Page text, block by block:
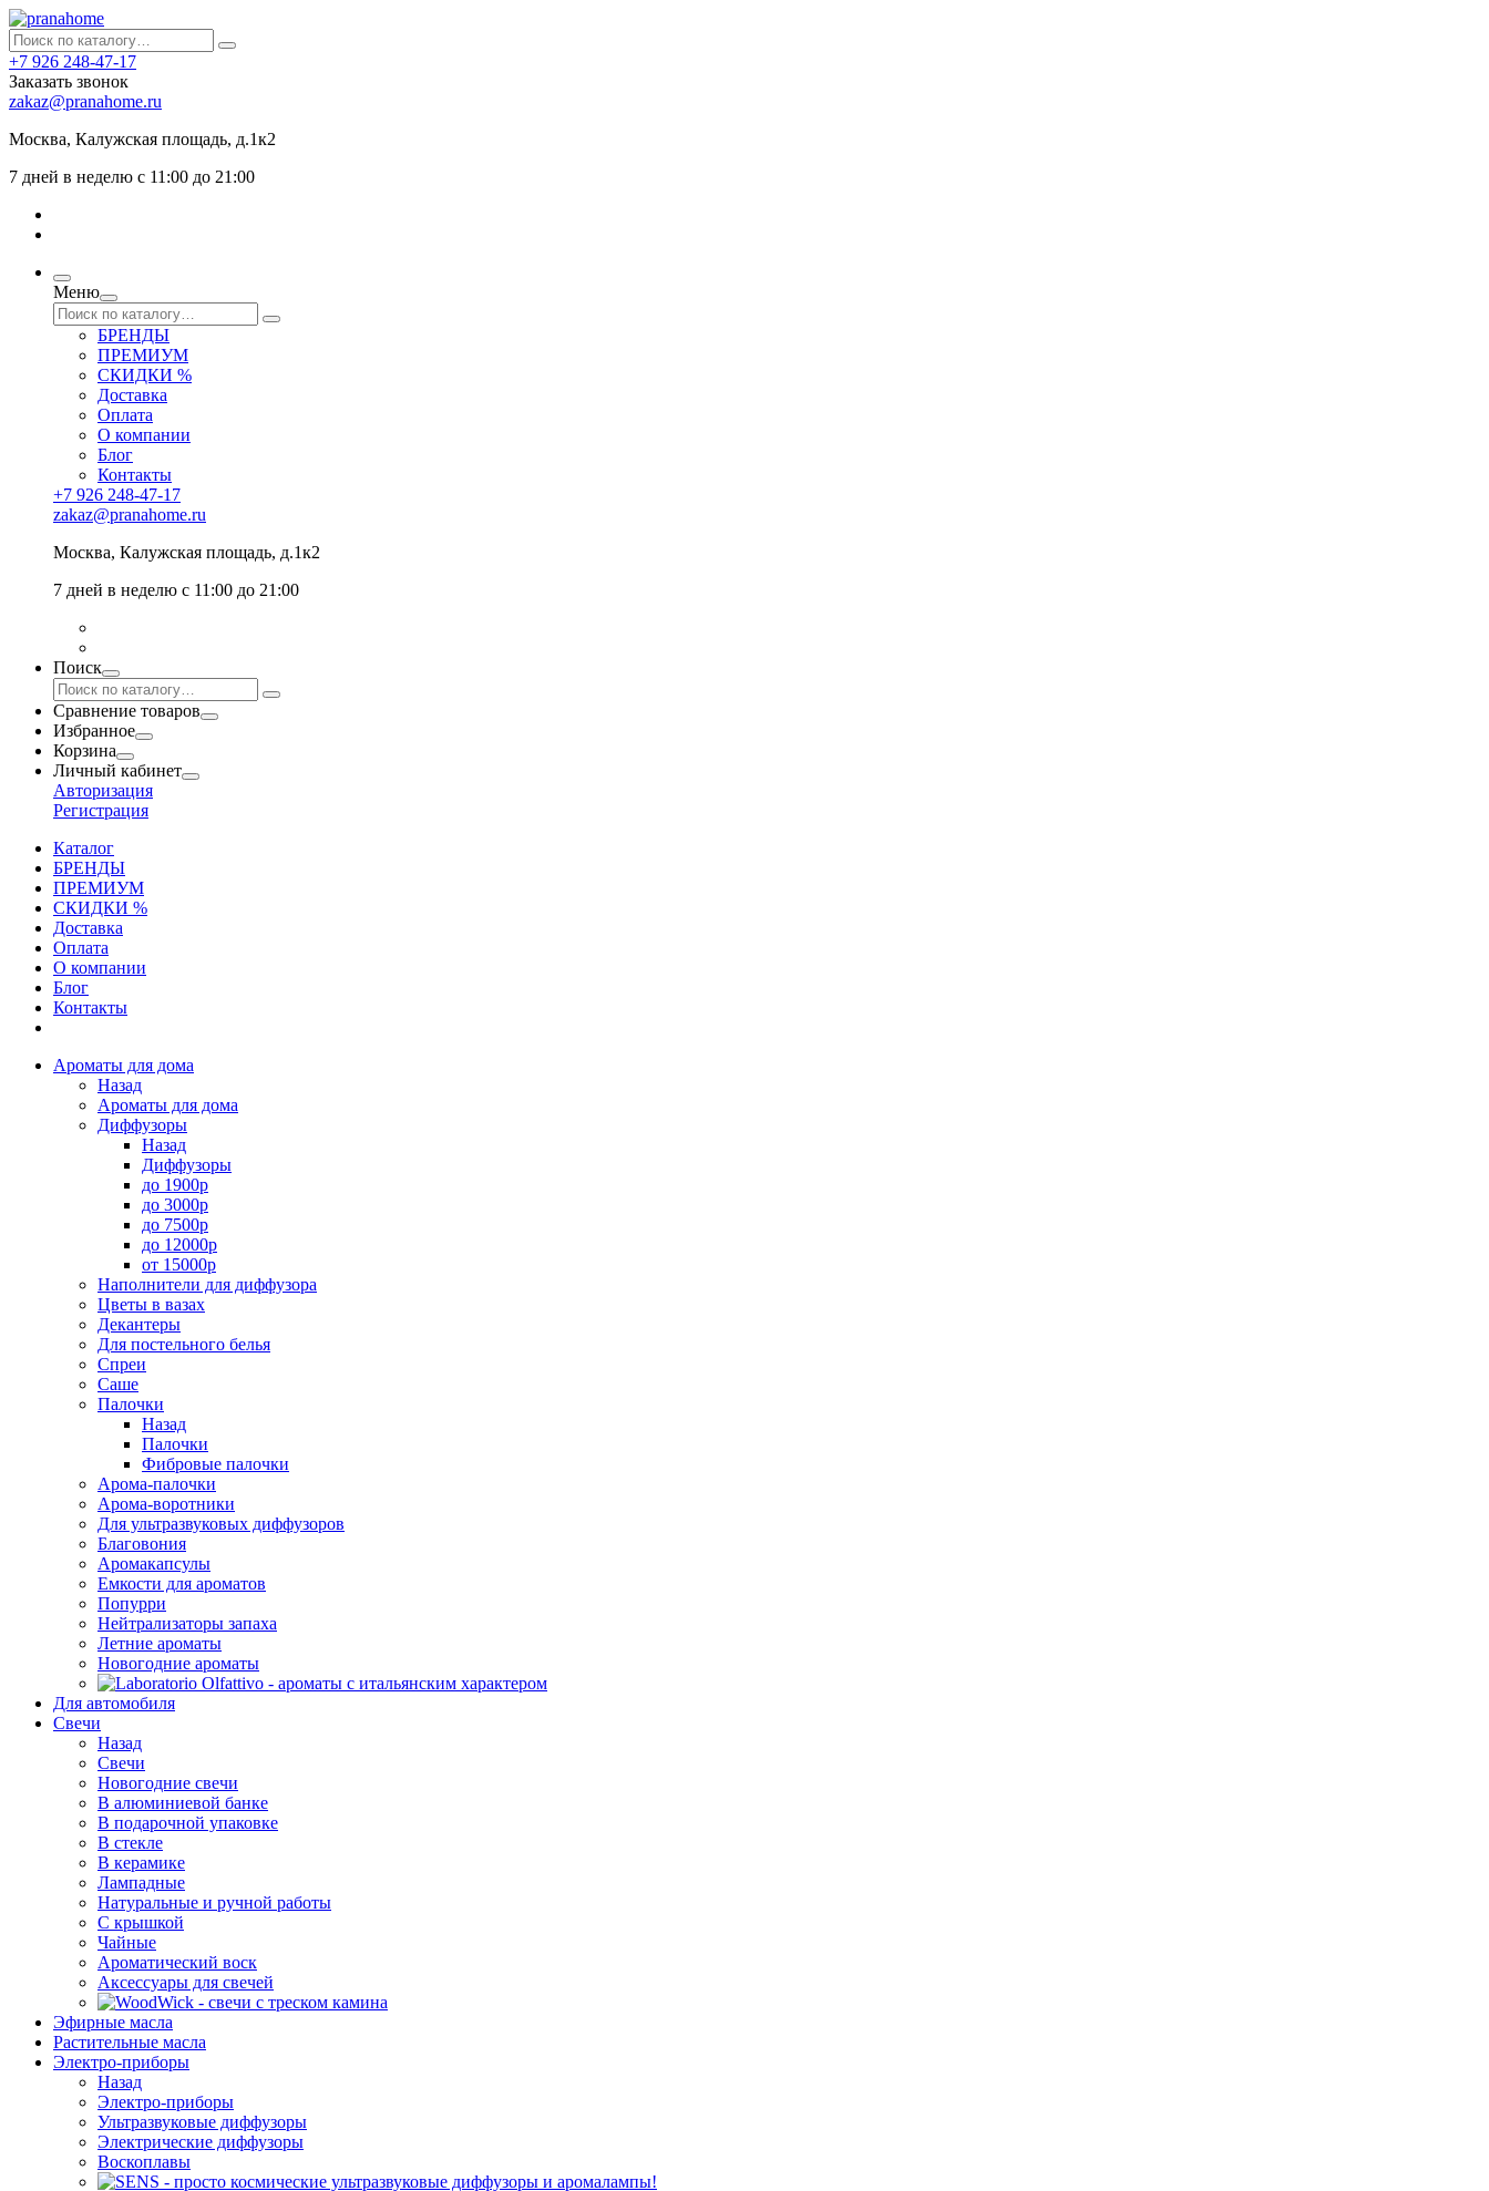
+7 926 248-47-17
Заказать звонок
zakaz@pranahome.ru
Москва, Калужская площадь, д.1к2
7 дней в неделю с 11:00 до 21:00
Меню
БРЕНДЫ
ПРЕМИУМ
СКИДКИ %
Доставка
Оплата
О компании
Блог
Контакты
+7 926 248-47-17
zakaz@pranahome.ru
Москва, Калужская площадь, д.1к2
7 дней в неделю с 11:00 до 21:00
Поиск
Сравнение товаров
Избранное
Корзина
Личный кабинет
Авторизация
Регистрация
Каталог
БРЕНДЫ
ПРЕМИУМ
СКИДКИ %
Доставка
Оплата
О компании
Блог
Контакты
Ароматы для дома
Назад
Ароматы для дома
Диффузоры
Назад
Диффузоры
до 1900р
до 3000р
до 7500р
до 12000р
от 15000р
Наполнители для диффузора
Цветы в вазах
Декантеры
Для постельного белья
Спреи
Саше
Палочки
Назад
Палочки
Фибровые палочки
Арома-палочки
Арома-воротники
Для ультразвуковых диффузоров
Благовония
Аромакапсулы
Емкости для ароматов
Попурри
Нейтрализаторы запаха
Летние ароматы
Новогодние ароматы
Для автомобиля
Свечи
Назад
Свечи
Новогодние свечи
В алюминиевой банке
В подарочной упаковке
В стекле
В керамике
Лампадные
Натуральные и ручной работы
С крышкой
Чайные
Ароматический воск
Аксессуары для свечей
Эфирные масла
Растительные масла
Электро-приборы
Назад
Электро-приборы
Ультразвуковые диффузоры
Электрические диффузоры
Воскоплавы